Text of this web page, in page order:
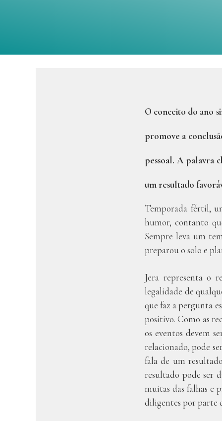
O conceito do ano
promove a
pessoal. A palavra
um resultado
Temporada fértil,
humor, contanto
Sempre leva um
preparou o solo e
Jera representa o
legalidade de
que faz a pergunta
positivo. Como as
os eventos devem
relacionado, pode
fala de um
resultado pode ser
muitas das falhas e
diligentes por parte